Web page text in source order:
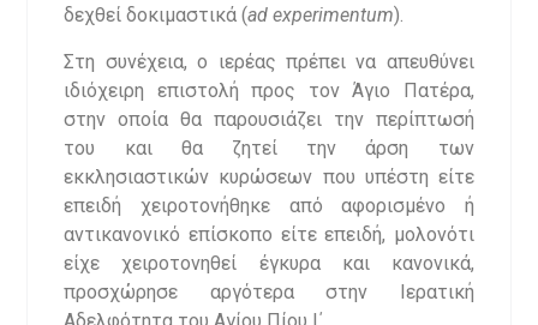
δεχθεί δοκιμαστικά (ad experimentum).
Στη συνέχεια, ο ιερέας πρέπει να απευθύνει
ιδιόχειρη επιστολή προς τον Άγιο Πατέρα,
στην οποία θα παρουσιάζει την περίπτωσή
του και θα ζητεί την άρση των
εκκλησιαστικών κυρώσεων που υπέστη είτε
επειδή χειροτονήθηκε από αφορισμένο ή
αντικανονικό επίσκοπο είτε επειδή, μολονότι
είχε χειροτονηθεί έγκυρα και κανονικά,
προσχώρησε αργότερα στην Ιερατική
Αδελφότητα του Αγίου Πίου Ι΄.